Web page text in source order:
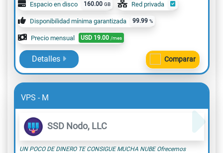
Espacio en disco 160.00 GB Red privada
Disponibilidad mínima garantizada 99.99 %
Precio mensual USD 19.00 /mes
Detalles Comparar
VPS - M
SSD Nodo, LLC
UN POCO DE DINERO TE CONSIGUE MUCHA NUBE Ofrecemos